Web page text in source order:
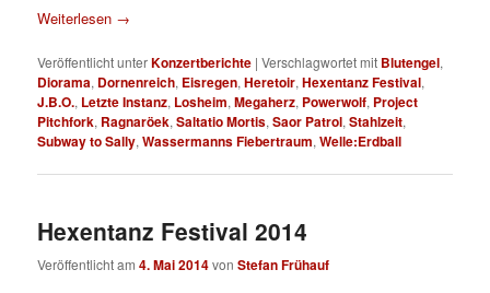
Weiterlesen →
Veröffentlicht unterKonzertberichte |Verschlagwortet mit Blutengel,
Diorama, Dornenreich, Eisregen,Heretoir,Hexentanz Festival,
J.B.O., Letzte Instanz, Losheim,Megaherz, Powerwolf, Project
Pitchfork, Ragnaröek,Saltatio Mortis,Saor Patrol,Stahlzeit,
Subway to Sally,Wassermanns Fiebertraum,Welle:Erdball
Hexentanz Festival 2014
Veröffentlicht am4. Mai 2014vonStefan Frühauf